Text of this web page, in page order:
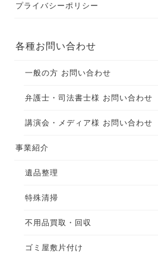
プライバシーポリシー
各種お問い合わせ
一般の方 お問い合わせ
弁護士・司法書士様 お問い合わせ
講演会・メディア様 お問い合わせ
事業紹介
遺品整理
特殊清掃
不用品買取・回収
ゴミ屋敷片付け